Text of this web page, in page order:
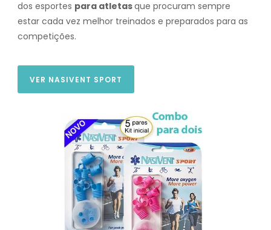
dos esportes para atletasque procuram sempre
estar cada vez melhor treinados e preparados para as
competições.
VER NASIVENT SPORT